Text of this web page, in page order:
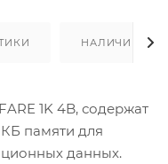
НАЛИЧИЕ
1K 4B, содержат
памяти для
данных.